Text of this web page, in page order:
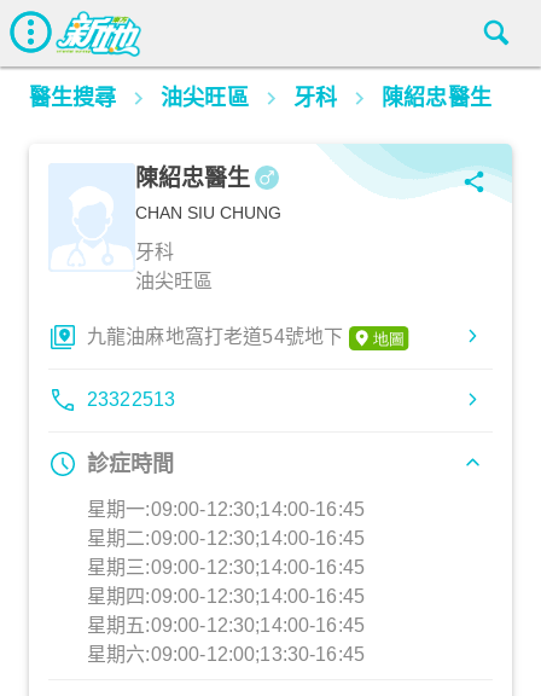
醫生搜尋 油尖旺區 牙科 陳紹忠醫生
陳紹忠醫生
CHAN SIU CHUNG
牙科
油尖旺區
九龍油麻地窩打老道54號地下
23322513
診症時間
星期一:09:00-12:30;14:00-16:45
星期二:09:00-12:30;14:00-16:45
星期三:09:00-12:30;14:00-16:45
星期四:09:00-12:30;14:00-16:45
星期五:09:00-12:30;14:00-16:45
星期六:09:00-12:00;13:30-16:45